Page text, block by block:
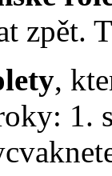
zpět.
,
1.